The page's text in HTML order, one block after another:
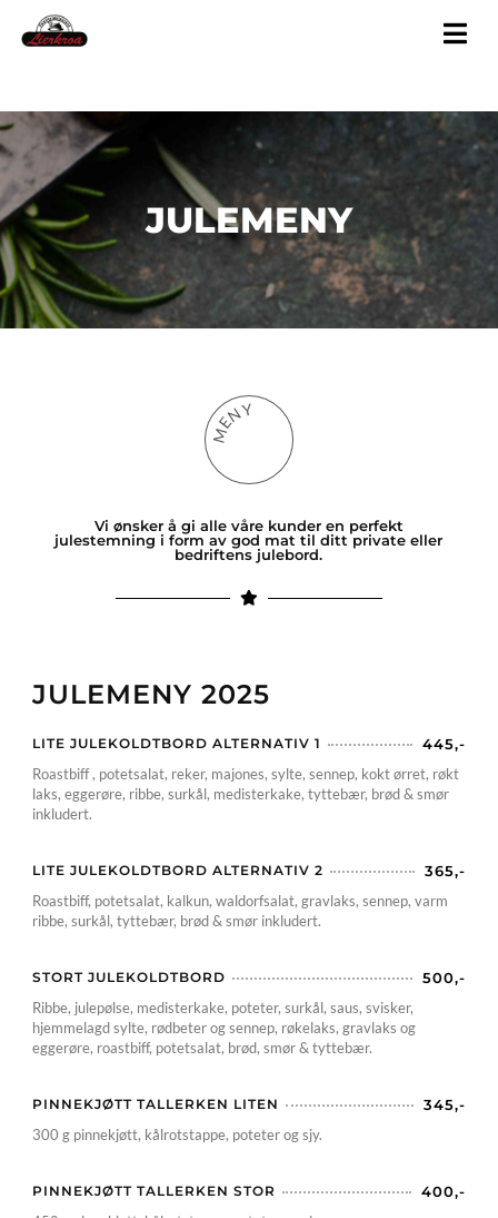
JULEMENY
M
ENY
Vi ønsker å gi alle våre kunder en perfekt
julestemning i form av god mat til ditt private eller
bedriftens julebord.
JULEMENY 2025
LITE JULEKOLDTBORD ALTERNATIV 1
445,-
Roastbiff , potetsalat, reker, majones, sylte, sennep, kokt ørret, røkt
laks, eggerøre, ribbe, surkål, medisterkake, tyttebær, brød & smør
inkludert.
LITE JULEKOLDTBORD ALTERNATIV 2
365,-
Roastbiff, potetsalat, kalkun, waldorfsalat, gravlaks, sennep, varm
ribbe, surkål, tyttebær, brød & smør inkludert.
STORT JULEKOLDTBORD
500,-
Ribbe, julepølse, medisterkake, poteter, surkål, saus, svisker,
hjemmelagd sylte, rødbeter og sennep, røkelaks, gravlaks og
eggerøre, roastbiff, potetsalat, brød, smør & tyttebær.
PINNEKJØTT TALLERKEN LITEN
345,-
300 g pinnekjøtt, kålrotstappe, poteter og sjy.
PINNEKJØTT TALLERKEN STOR
400,-